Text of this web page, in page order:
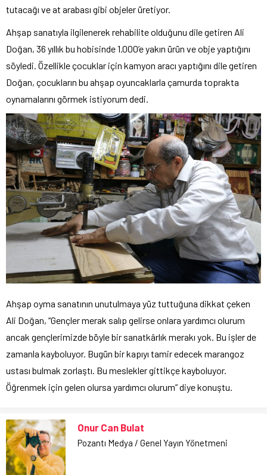
tutacağı ve at arabası gibi objeler üretiyor.
Ahşap sanatıyla ilgilenerek rehabilite olduğunu dile getiren Ali
Doğan, 36 yıllık bu hobisinde 1.000’e yakın ürün ve obje yaptığını
söyledi. Özellikle çocuklar için kamyon aracı yaptığını dile getiren
Doğan, çocukların bu ahşap oyuncaklarla çamurda toprakta
oynamalarını görmek istiyorum dedi.
Ahşap oyma sanatının unutulmaya yüz tuttuğuna dikkat çeken
Ali Doğan, “Gençler merak salıp gelirse onlara yardımcı olurum
ancak gençlerimizde böyle bir sanatkârlık merakı yok. Bu işler de
zamanla kayboluyor. Bugün bir kapıyı tamir edecek marangoz
ustası bulmak zorlaştı. Bu meslekler gittikçe kayboluyor.
Öğrenmek için gelen olursa yardımcı olurum” diye konuştu.
Onur Can Bulat
Pozantı Medya / Genel Yayın Yönetmeni